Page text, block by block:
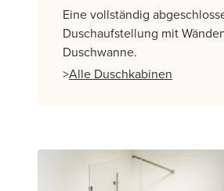
Eine vollständig
Duschaufstellung mit
Duschwanne.
>Alle Duschkabinen